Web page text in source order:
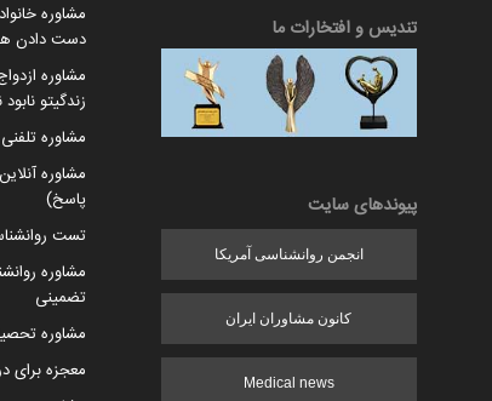
تندیس و افتخارات ما
پیوندهای سایت
انجمن روانشناسی آمریکا
کانون مشاوران ایران
Medical news
مشاوره
دست دادن
مشاوره
زندگیتو
مشاوره
مشاوره
پاسخ)
تست
مشاوره
تضمینی
مشاوره
معجزه برای